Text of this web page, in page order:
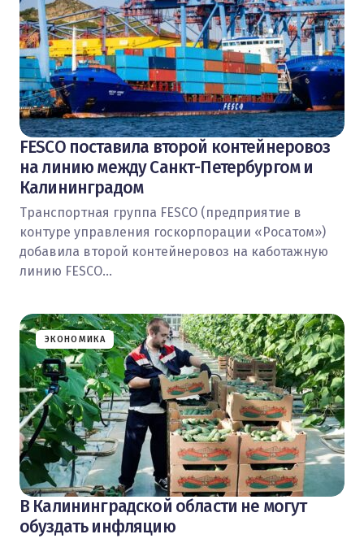
FESCO поставила второй контейнеровоз
на линию между Санкт-Петербургом и
Калининградом
Транспортная группа FESCO (предприятие в
контуре управления госкорпорации «Росатом»)
добавила второй контейнеровоз на каботажную
линию FESCO…
ЭКОНОМИКА
В Калининградской области не могут
обуздать инфляцию